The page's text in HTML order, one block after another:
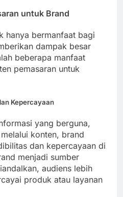
untuk Brand
hanya bermanfaat bagi
dampak besar
beberapa manfaat
pemasaran untuk
Kepercayaan
yang berguna,
konten, brand
dan kepercayaan di
menjadi sumber
audiens lebih
produk atau layanan